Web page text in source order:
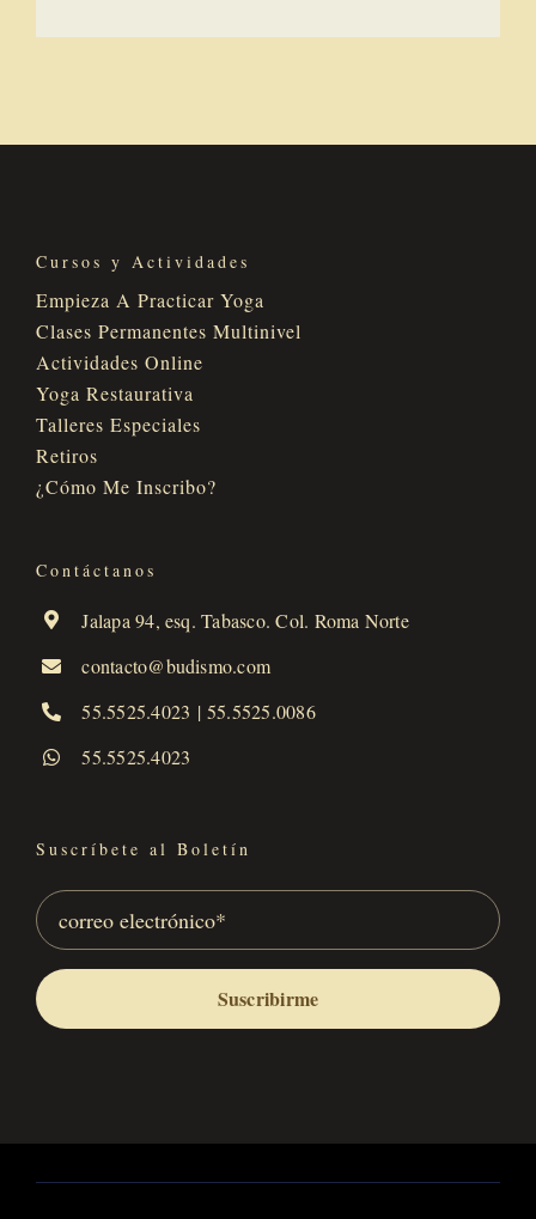
Cursos y Actividades
Empieza A Practicar Yoga
Clases Permanentes Multinivel
Actividades Online
Yoga Restaurativa
Talleres Especiales
Retiros
¿Cómo Me Inscribo?
Contáctanos
Jalapa 94, esq. Tabasco. Col. Roma Norte
contacto@budismo.com
55.5525.4023 | 55.5525.0086
55.5525.4023
Suscríbete al Boletín
Suscribirme